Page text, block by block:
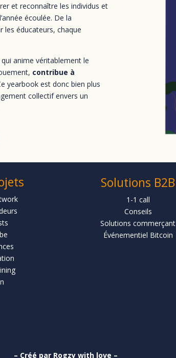
et reconnaître les individus et
écoulée. De la
les éducateurs, chaque
anime véritablement le
contribue à
yearbook est donc bien plus
collectif envers un
Solutions B2B
1-1 call
Conseils
Solutions commerçant
Événementiel Bitcoin
– Créé par Rogzy with love –